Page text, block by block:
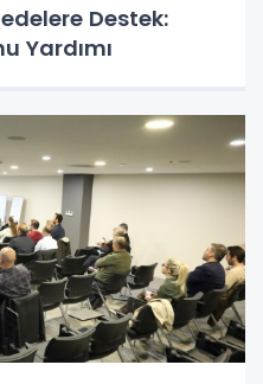
Destek:
Yardımı